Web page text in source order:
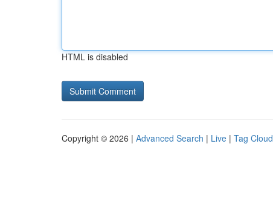
HTML is disabled
Copyright © 2026 | Advanced Search | Live | Tag Cloud